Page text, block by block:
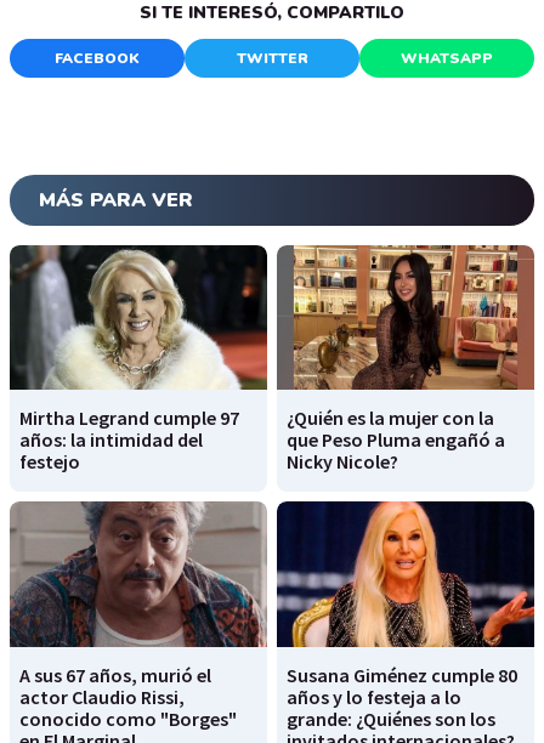
SI TE INTERESÓ, COMPARTILO
FACEBOOK TWITTER WHATSAPP
MÁS PARA VER
Mirtha Legrand cumple 97
años: la intimidad del
festejo
¿Quién es la mujer con la
que Peso Pluma engañó a
Nicky Nicole?
A sus 67 años, murió el
actor Claudio Rissi,
conocido como "Borges"
Susana Giménez cumple 80
años y lo festeja a lo
grande: ¿Quiénes son los